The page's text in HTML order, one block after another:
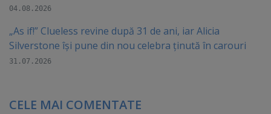
04.08.2026
„As if!” Clueless revine după 31 de ani, iar Alicia
Silverstone își pune din nou celebra ținută în carouri
31.07.2026
CELE MAI COMENTATE